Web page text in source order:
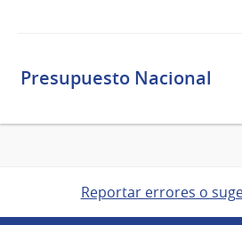
Presupuesto Nacional
Reportar errores o